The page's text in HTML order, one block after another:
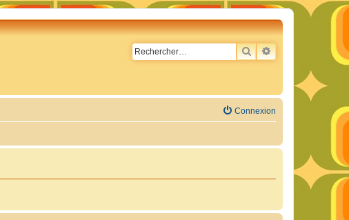
RECHERCHER
RECHERCHE
Connexion